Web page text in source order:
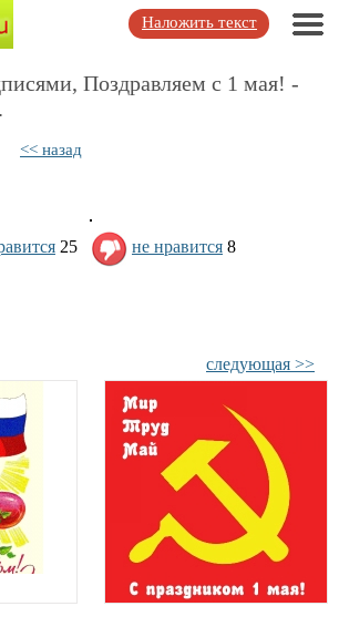
Наложить текст
Поздравляем с 1 мая! -
<< назад
25 не нравится 8
следующая >>